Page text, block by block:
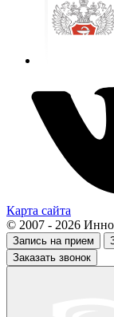
Карта сайта
© 2007 - 2026
Запись на прием
Заказать звонок